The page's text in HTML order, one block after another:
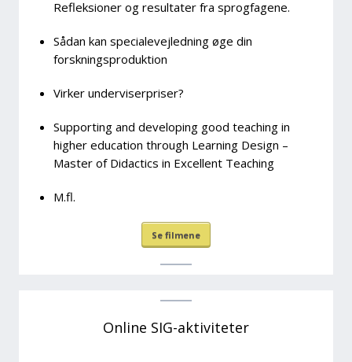
Refleksioner og resultater fra sprogfagene.
Sådan kan specialevejledning øge din
forskningsproduktion
Virker underviserpriser?
Supporting and developing good teaching in
higher education through Learning Design –
Master of Didactics in Excellent Teaching
M.fl.
Se filmene
Online SIG-aktiviteter